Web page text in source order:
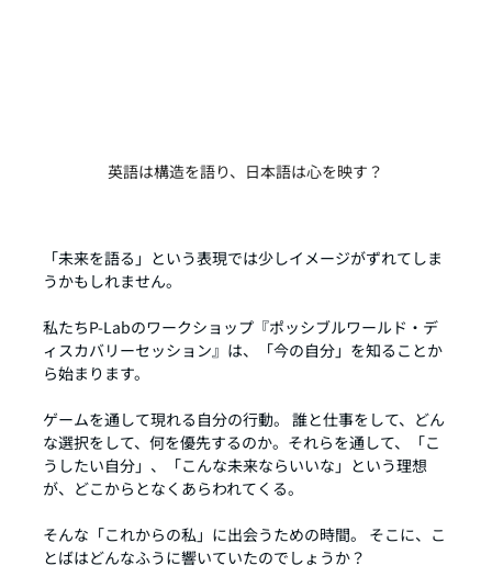
英語は構造を語り、日本語は心を映す？
「未来を語る」という表現では少しイメージがずれてしま
うかもしれません。
私たちP-Labのワークショップ『ポッシブルワールド・デ
ィスカバリーセッション』は、「今の自分」を知ることか
ら始まります。
ゲームを通して現れる自分の行動。 誰と仕事をして、どん
な選択をして、何を優先するのか。それらを通して、「こ
うしたい自分」、「こんな未来ならいいな」という理想
が、どこからとなくあらわれてくる。
そんな「これからの私」に出会うための時間。 そこに、こ
とばはどんなふうに響いていたのでしょうか？